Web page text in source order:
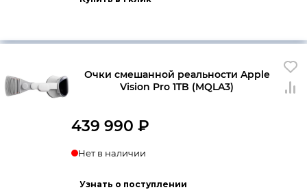
Очки смешанной реальности Apple
Vision Pro 1TB (MQLA3)
439 990 ₽
Нет в наличии
Узнать о поступлении